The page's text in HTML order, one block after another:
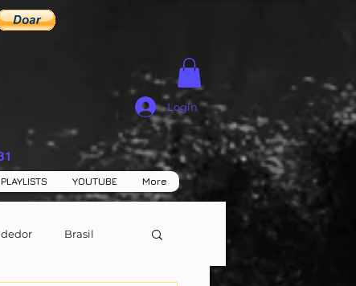
Login
PLAYLISTS YOUTUBE More
Brasil